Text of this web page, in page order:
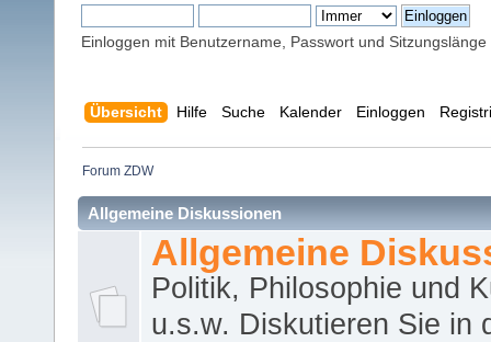
Einloggen mit Benutzername, Passwort und Sitzungslänge
Übersicht Hilfe Suche Kalender Einloggen
Forum ZDW
Allgemeine Diskussionen
Allgemeine
Politik, Philosophie und
u.s.w. Diskutieren Sie in